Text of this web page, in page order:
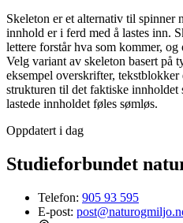
Skeleton er et alternativ til spinner
innhold er i ferd med å lastes inn.
lettere forstår hva som kommer,
Velg variant av skeleton basert på
eksempel overskrifter,
strukturen til det faktiske
lastede innholdet føles sømløs.
Oppdatert i dag
Studieforbundet
Telefon: 905 93 595
E-post: